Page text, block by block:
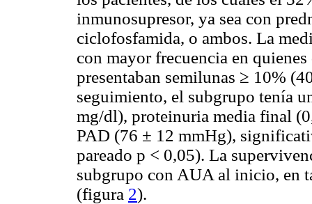
inmunosupresor, ya sea con
ciclofosfamida, o ambos. La
con mayor frecuencia en
presentaban semilunas ≥ 10%
seguimiento, el subgrupo tenía
mg/dl), proteinuria media final
PAD (76 ± 12 mmHg),
pareado p < 0,05). La
subgrupo con AUA al inicio, en
(figura 2).